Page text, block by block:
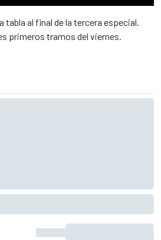
tabla al final de la tercera especial.
primeros tramos del viernes.